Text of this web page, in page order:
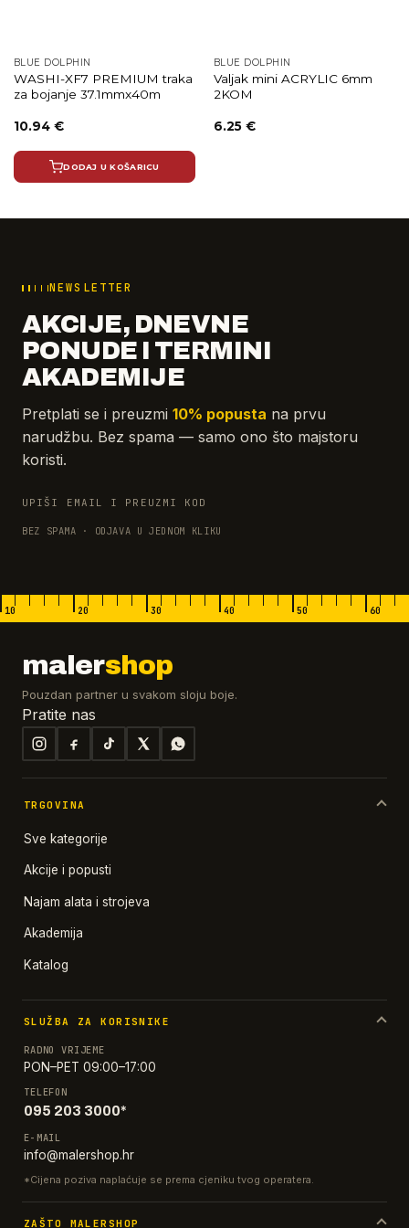
BLUE DOLPHIN
WASHI-XF7 PREMIUM traka
za bojanje 37.1mmx40m
10.94 €
DODAJ U KOŠARICU
BLUE DOLPHIN
Valjak mini ACRYLIC 6mm
2KOM
6.25 €
NEWSLETTER
AKCIJE, DNEVNE
PONUDE I TERMINI
AKADEMIJE
Pretplati se i preuzmi 10% popusta na prvu
narudžbu. Bez spama — samo ono što majstoru
koristi.
UPIŠI EMAIL I PREUZMI KOD
BEZ SPAMA · ODJAVA U JEDNOM KLIKU
10 20 30 40 50 60
malershop
Pouzdan partner u svakom sloju boje.
Pratite nas
TRGOVINA
Sve kategorije
Akcije i popusti
Najam alata i strojeva
Akademija
Katalog
SLUŽBA ZA KORISNIKE
RADNO VRIJEME
PON–PET 09:00–17:00
TELEFON
095 203 3000*
E-MAIL
info@malershop.hr
*Cijena poziva naplaćuje se prema cjeniku tvog operatera.
ZAŠTO MALERSHOP